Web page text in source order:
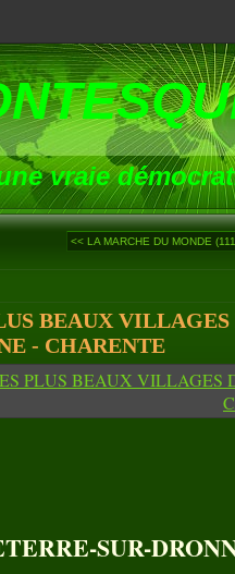
vraie
<< LA MARCHE DU MONDE
BEAUX
- CHARENTE
SUR-